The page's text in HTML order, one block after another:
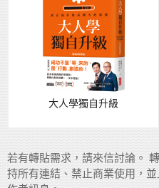
大人學獨自升級
若有轉貼需求，請來信討論。
持所有連結、禁止商業使用，